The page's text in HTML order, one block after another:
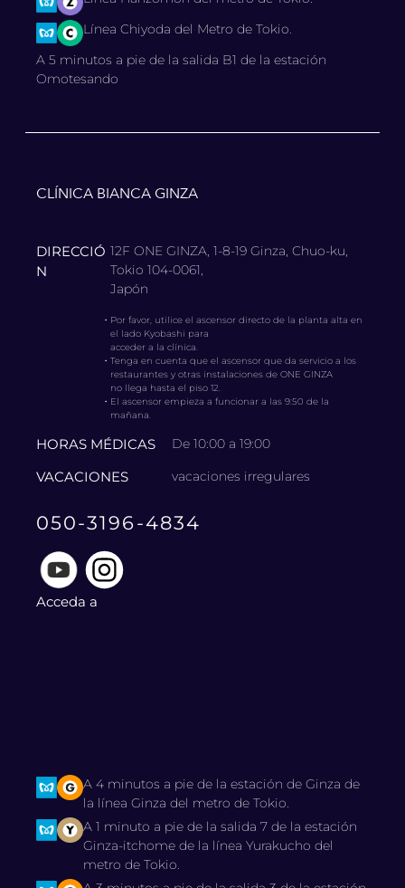
Línea Chiyoda del Metro de Tokio.
A 5 minutos a pie de la salida B1 de la estación
Omotesando
CLÍNICA BIANCA GINZA
DIRECCIÓ
N
12F ONE GINZA, 1-8-19 Ginza, Chuo-ku,
Tokio 104-0061,
Japón
・ Por favor, utilice el ascensor directo de la planta alta en
el lado Kyobashi para
acceder a la clínica.
・Tenga en cuenta que el ascensor que da servicio a los
restaurantes y otras instalaciones de ONE GINZA
no llega hasta el piso 12.
・ El ascensor empieza a funcionar a las 9:50 de la
mañana.
HORAS MÉDICAS De 10:00 a 19:00
VACACIONES vacaciones irregulares
050-3196-4834
Acceda a
A 4 minutos a pie de la estación de Ginza de
la línea Ginza del metro de Tokio.
A 1 minuto a pie de la salida 7 de la estación
Ginza-itchome de la línea Yurakucho del
metro de Tokio.